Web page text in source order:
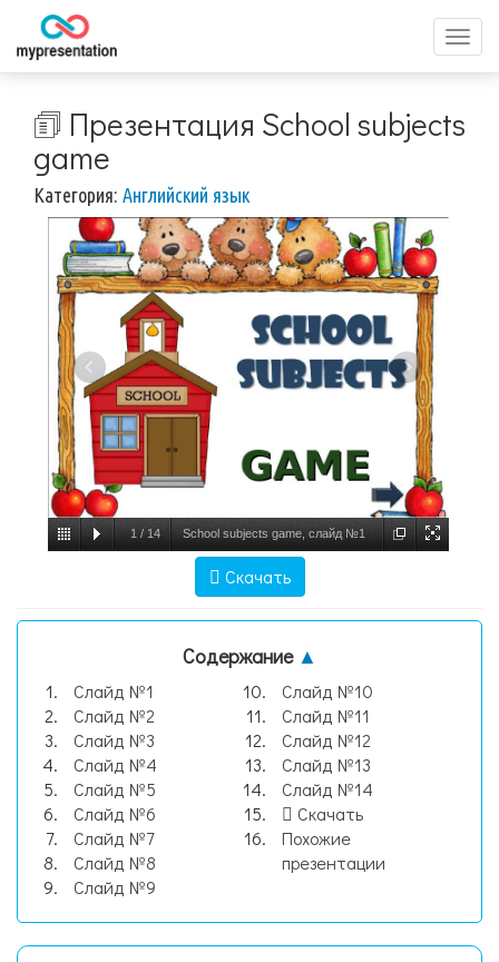
меню
🗊 Презентация School subjects
game
Категория: Английский язык
1 / 14 School subjects game, слайд №1
Скачать
Содержание ▲
Слайд №1
Слайд №2
Слайд №3
Слайд №4
Слайд №5
Слайд №6
Слайд №7
Слайд №8
Слайд №9
Слайд №10
Слайд №11
Слайд №12
Слайд №13
Слайд №14
Скачать
Похожие
презентации